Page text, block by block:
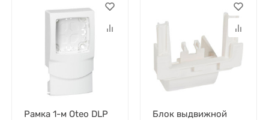
Рамка 1-м Oteo DLP
Блок выдвижной